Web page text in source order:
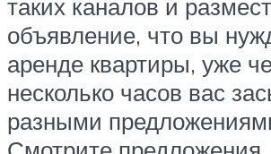
таких каналов и
объявление, что вы
аренде квартиры, уже
несколько часов вас
разными